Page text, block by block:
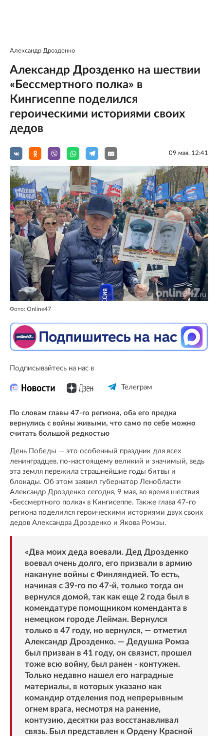
Александр Дрозденко
Александр Дрозденко на шествии
«Бессмертного полка» в
Кингисеппе поделился
героическими историями своих
дедов
09 мая, 12:41
Фото: Online47
Подписывайтесь на нас в
Телеграм
По словам главы 47-го региона, оба его предка
вернулись с войны живыми, что само по себе можно
считать большой редкостью
День Победы — это особенный праздник для всех
ленинградцев, по-настоящему великий и значимый, ведь
эта земля пережила страшнейшие годы битвы и
блокады. Об этом заявил губернатор Ленобласти
Александр Дрозденко сегодня, 9 мая, во время шествия
«Бессмертного полка» в Кингисеппе. Также глава 47-го
региона поделился героическими историями двух своих
дедов Александра Дрозденко и Якова Ромзы.
«Два моих деда воевали. Дед Дрозденко
воевал очень долго, его призвали в армию
накануне войны с Финляндией. То есть,
начиная с 39-го по 47-й, только тогда он
вернулся домой, так как еще 2 года был в
комендатуре помощником коменданта в
немецком городе Лейман. Вернулся
только в 47 году, но вернулся, — отметил
Александр Дрозденко. — Дедушка Ромза
был призван в 41 году, он связист, прошел
тоже всю войну, был ранен - контужен.
Только недавно нашел его наградные
материалы, в которых указано как
командир отделения под непрерывным
огнем врага, несмотря на ранение,
контузию, десятки раз восстанавливал
связь. Был представлен к Ордену Красной